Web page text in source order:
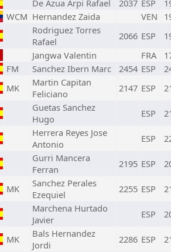
De Azua Arpi Rafael 2037 ESP
WCM Hernandez Zaida VEN
Rodriguez Torres
Rafael
2066 ESP
Jangwa Valentin FRA
FM Sanchez Ibern Marc 2454 ESP
MK
Martin Capitan
Feliciano
2147 ESP
Guetas Sanchez
Hugo
ESP
Herrera Reyes Jose
Antonio
ESP
Gurri Mancera
Ferran
2195 ESP
MK
Sanchez Perales
Ezequiel
2255 ESP
Marchena Hurtado
Javier
ESP
MK
Bals Hernandez
Jordi
2286 ESP